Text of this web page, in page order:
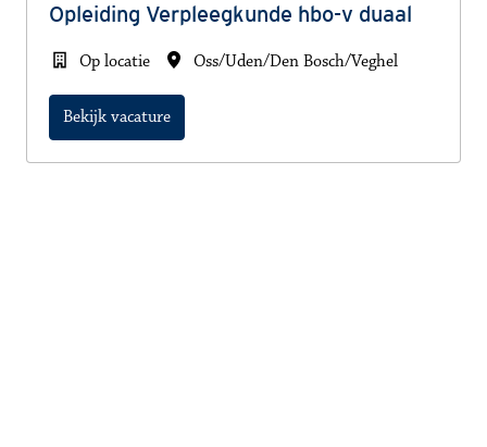
Opleiding Verpleegkunde hbo-v duaal
Op locatie Oss/Uden/Den Bosch/Veghel
Bekijk vacature